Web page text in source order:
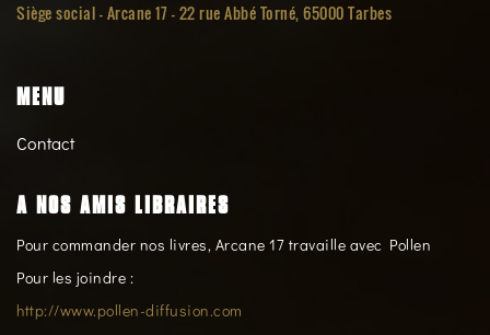
Siège social -Arcane 17 - 22 rue Abbé Torné, 65000 Tarbes
MENU
Contact
A NOS AMIS LIBRAIRES
Pour commander nos livres, Arcane 17 travaille avec Pollen
Pour les joindre :
http://www.pollen-diffusion.com